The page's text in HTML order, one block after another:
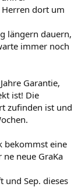
dort um
längern dauern,
immer noch
Garantie,
ist! Die
zufinden ist und
bekommst eine
neue GraKa
und Sep. dieses